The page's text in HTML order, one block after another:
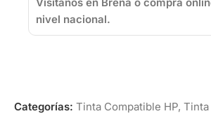
Visítanos en Breña o compra
nivel nacional.
Categorías: Tinta Compatible HP, Tinta